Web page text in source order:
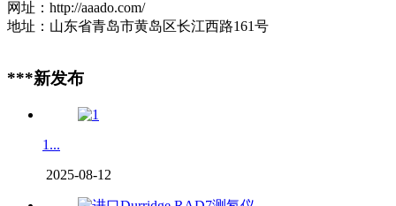
网址：http://aaado.com/
地址：山东省青岛市黄岛区长江西路161号
***新发布
1...
2025-08-12